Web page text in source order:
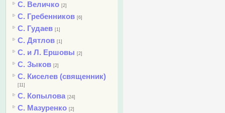
С. Величко [2]
С. Гребенников [6]
С. Гудаев [1]
С. Дятлов [1]
С. и Л. Ершовы [2]
С. Зыков [2]
С. Киселев (священник)
[11]
С. Копылова [24]
С. Мазуренко [2]